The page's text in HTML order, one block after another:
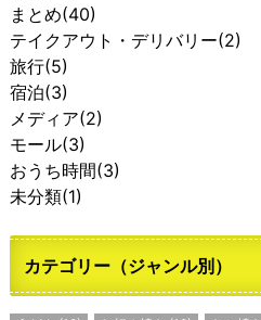
まとめ(40)
テイクアウト・デリバリー(2)
旅行(5)
宿泊(3)
メディア(2)
モール(3)
おうち時間(3)
未分類(1)
カテゴリー（ジャンル別）